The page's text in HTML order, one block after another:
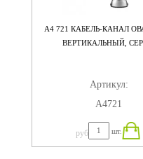
А4 721 КАБЕЛЬ-КАНАЛ
ВЕРТИКАЛЬНЫЙ,
Артикул:
А4721
руб шт.